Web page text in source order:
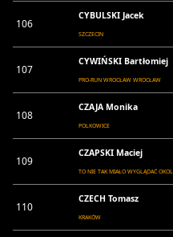
106
CYBULSKI Jacek
SZCZECIN
107
CYWIŃSKI Bartłomiej
PRO-RUN WROCŁAW WROCŁAW
108
CZAJA Monika
POLKOWICE
109
CZAPSKI Maciej
TO NIE TAK MIAŁO WYGLĄDAĆ
110
CZECH Tomasz
KRAKÓW